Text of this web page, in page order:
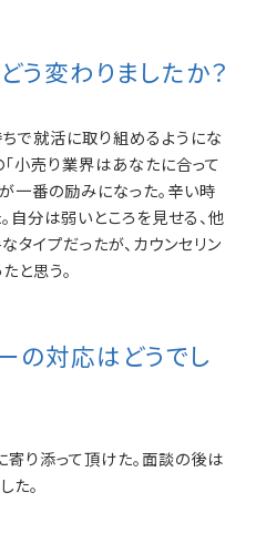
う変わりましたか？
で就活に取り組めるようにな
「小売り業界はあなたに合って
一番の励みになった。辛い時
自分は弱いところを見せる、他
タイプだったが、カウンセリン
と思う。
の対応はどうでし
寄り添って頂けた。面談の後は
た。